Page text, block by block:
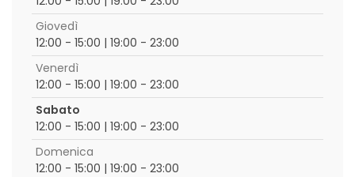
Giovedì
12:00 - 15:00 | 19:00 - 23:00
Venerdì
12:00 - 15:00 | 19:00 - 23:00
Sabato
12:00 - 15:00 | 19:00 - 23:00
Domenica
12:00 - 15:00 | 19:00 - 23:00